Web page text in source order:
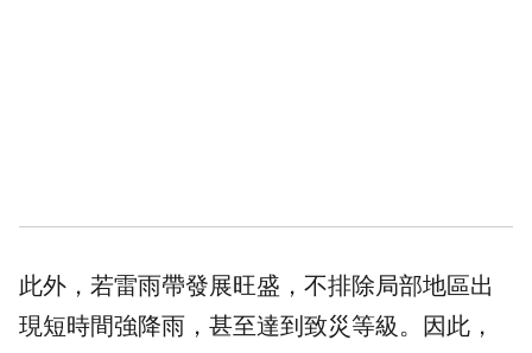
此外，若雷雨帶發展旺盛，不排除局部地區出
現短時間強降雨，甚至達到致災等級。因此，